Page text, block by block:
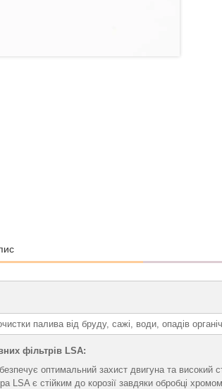
палива від бруду, сажі, води, опадів
фільтрів LSA:
оптимальний захист двигуна та високий
LSA є стійким до корозії завдяки обробці